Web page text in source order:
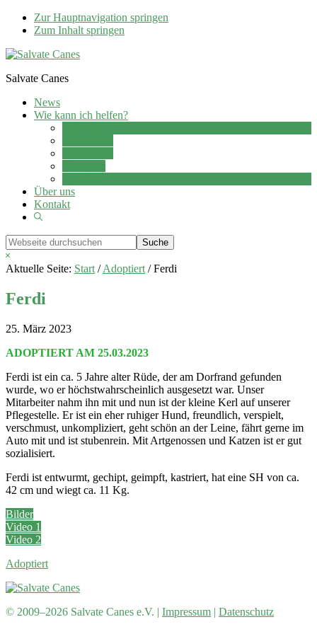
Zur Hauptnavigation springen
Zum Inhalt springen
Salvate Canes
News
Wie kann ich helfen?
Über uns
Kontakt
Show
Webseite
durchsuchen
Hide
Search
Aktuelle Seite: Start / Adoptiert /Ferdi
Ferdi
25. März 2023
ADOPTIERT AM 25.03.2023
Ferdi ist ein ca. 5 Jahre alter Rüde, der am Dorfrand gefunden
wurde, wo er höchstwahrscheinlich ausgesetzt war. Unser
Mitarbeiter nahm ihn mit und nun ist der kleine Kerl auf unserer
Pflegestelle. Er ist ein eher ruhiger Hund, freundlich, verspielt,
verschmust, unkompliziert, geht schön an der Leine, fährt gerne im
Auto mit und ist stubenrein. Mit Artgenossen und Katzen ist er gut
sozialisiert.
Ferdi ist entwurmt, gechipt, geimpft, kastriert, hat eine SH von ca.
42 cm und wiegt ca. 11 Kg.
Bilder
Video 1
Video 2
Adoptiert
© 2009–2026 Salvate Canes e.V. | Impressum | Datenschutz